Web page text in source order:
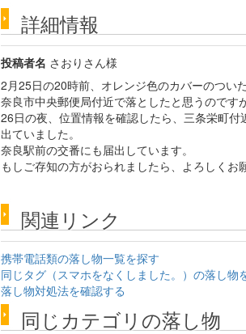
詳細情報
投稿者名 さおりさん様
2月25日の20時前、オレンジ色のカバーのつい
奈良市中央郵便局付近で落としたと思うのですが
26日の夜、位置情報を確認したら、三条栄町付
出ていました。
奈良駅前の交番にも届出しています。
もしご存知の方がおられましたら、よろしくお
関連リンク
携帯電話類の落し物一覧を探す
同じタグ（スマホをなくしました。）の落し物
落し物対処法を確認する
同じカテゴリの落し物